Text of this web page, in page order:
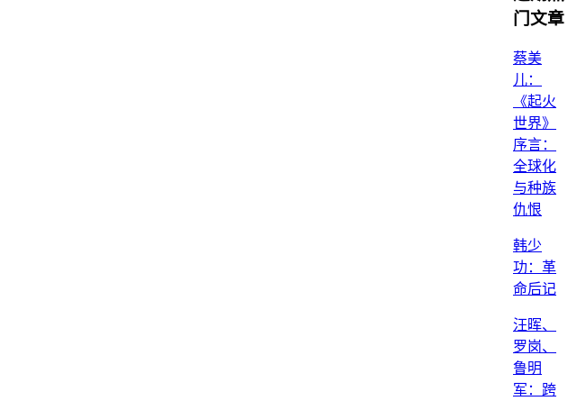
门文章
蔡美
儿：
《起火
世界》
序言：
全球化
与种族
仇恨
韩少
功：革
命后记
汪晖、
罗岗、
鲁明
军：跨